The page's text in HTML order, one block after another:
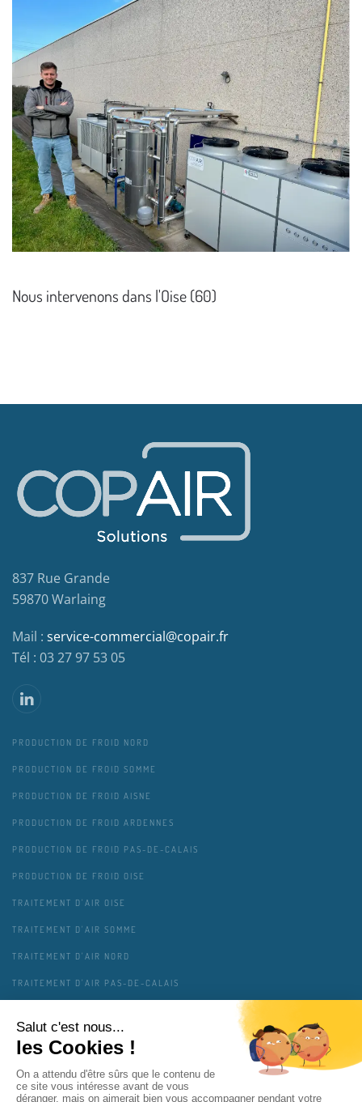
Nous intervenons dans l'Oise (60)
837 Rue Grande
59870 Warlaing
Mail : service-commercial@copair.fr
Tél : 03 27 97 53 05
PRODUCTION DE FROID NORD
PRODUCTION DE FROID SOMME
PRODUCTION DE FROID AISNE
PRODUCTION DE FROID ARDENNES
PRODUCTION DE FROID PAS-DE-CALAIS
PRODUCTION DE FROID OISE
TRAITEMENT D'AIR OISE
TRAITEMENT D'AIR SOMME
TRAITEMENT D'AIR NORD
TRAITEMENT D'AIR PAS-DE-CALAIS